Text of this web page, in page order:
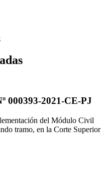
000393-2021-CE-PJ
del Módulo Civil
tramo, en la Corte Superior